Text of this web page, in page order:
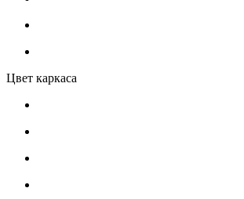
Цвет каркаса